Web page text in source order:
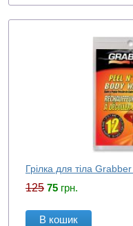
Грілка для тіла
125 75 грн.
В кошик